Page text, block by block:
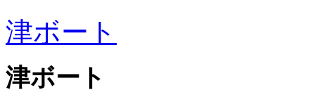
津ボート
津ボート